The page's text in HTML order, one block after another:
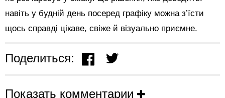
навіть у будній день посеред графіку можна з’їсти
щось справді цікаве, свіже й візуально приємне.
Поделиться:
Показать комментарии